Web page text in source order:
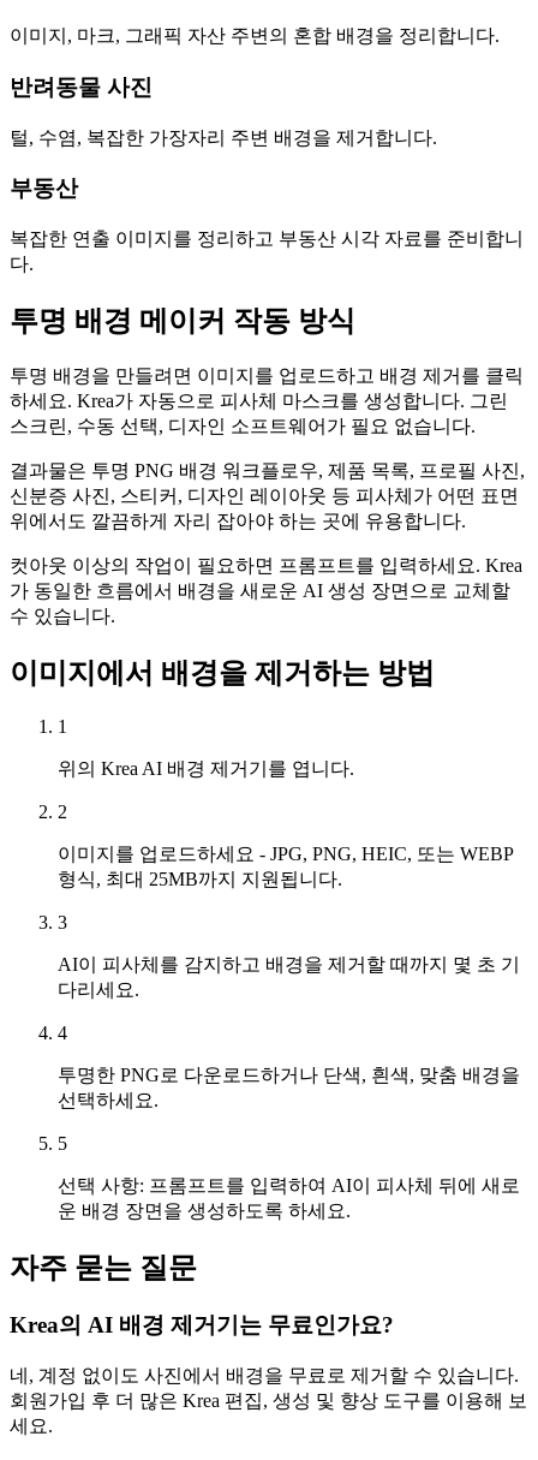
이미지, 마크, 그래픽 자산 주변의 혼합 배경을 정리합니다.
반려동물 사진
털, 수염, 복잡한 가장자리 주변 배경을 제거합니다.
부동산
복잡한 연출 이미지를 정리하고 부동산 시각 자료를 준비합니
다.
투명 배경 메이커 작동 방식
투명 배경을 만들려면 이미지를 업로드하고 배경 제거를 클릭
하세요. Krea가 자동으로 피사체 마스크를 생성합니다. 그린
스크린, 수동 선택, 디자인 소프트웨어가 필요 없습니다.
결과물은 투명 PNG 배경 워크플로우, 제품 목록, 프로필 사진,
신분증 사진, 스티커, 디자인 레이아웃 등 피사체가 어떤 표면
위에서도 깔끔하게 자리 잡아야 하는 곳에 유용합니다.
컷아웃 이상의 작업이 필요하면 프롬프트를 입력하세요. Krea
가 동일한 흐름에서 배경을 새로운 AI 생성 장면으로 교체할
수 있습니다.
이미지에서 배경을 제거하는 방법
1
위의 Krea AI 배경 제거기를 엽니다.
2
이미지를 업로드하세요 - JPG, PNG, HEIC, 또는 WEBP
형식, 최대 25MB까지 지원됩니다.
3
AI이 피사체를 감지하고 배경을 제거할 때까지 몇 초 기
다리세요.
4
투명한 PNG로 다운로드하거나 단색, 흰색, 맞춤 배경을
선택하세요.
5
선택 사항: 프롬프트를 입력하여 AI이 피사체 뒤에 새로
운 배경 장면을 생성하도록 하세요.
자주 묻는 질문
Krea의 AI 배경 제거기는 무료인가요?
네, 계정 없이도 사진에서 배경을 무료로 제거할 수 있습니다.
회원가입 후 더 많은 Krea 편집, 생성 및 향상 도구를 이용해 보
세요.